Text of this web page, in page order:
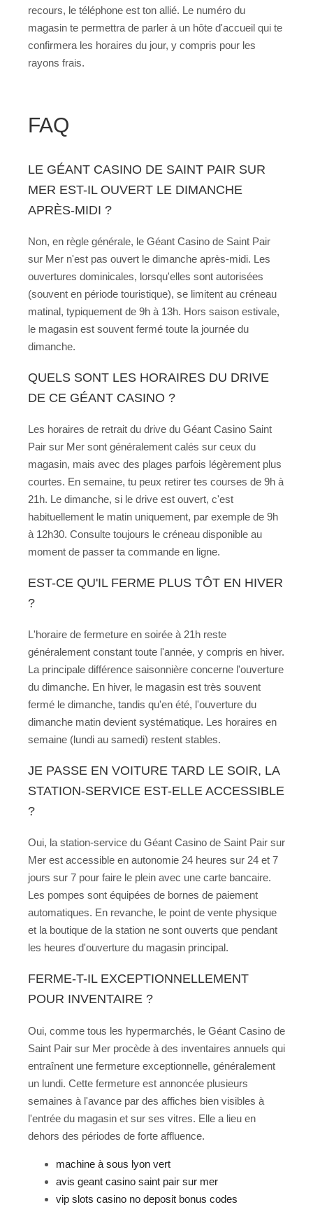
recours, le téléphone est ton allié. Le numéro du
magasin te permettra de parler à un hôte d'accueil qui te
confirmera les horaires du jour, y compris pour les
rayons frais.
FAQ
LE GÉANT CASINO DE SAINT PAIR SUR
MER EST-IL OUVERT LE DIMANCHE
APRÈS-MIDI ?
Non, en règle générale, le Géant Casino de Saint Pair
sur Mer n'est pas ouvert le dimanche après-midi. Les
ouvertures dominicales, lorsqu'elles sont autorisées
(souvent en période touristique), se limitent au créneau
matinal, typiquement de 9h à 13h. Hors saison estivale,
le magasin est souvent fermé toute la journée du
dimanche.
QUELS SONT LES HORAIRES DU DRIVE
DE CE GÉANT CASINO ?
Les horaires de retrait du drive du Géant Casino Saint
Pair sur Mer sont généralement calés sur ceux du
magasin, mais avec des plages parfois légèrement plus
courtes. En semaine, tu peux retirer tes courses de 9h à
21h. Le dimanche, si le drive est ouvert, c'est
habituellement le matin uniquement, par exemple de 9h
à 12h30. Consulte toujours le créneau disponible au
moment de passer ta commande en ligne.
EST-CE QU'IL FERME PLUS TÔT EN HIVER
?
L'horaire de fermeture en soirée à 21h reste
généralement constant toute l'année, y compris en hiver.
La principale différence saisonnière concerne l'ouverture
du dimanche. En hiver, le magasin est très souvent
fermé le dimanche, tandis qu'en été, l'ouverture du
dimanche matin devient systématique. Les horaires en
semaine (lundi au samedi) restent stables.
JE PASSE EN VOITURE TARD LE SOIR, LA
STATION-SERVICE EST-ELLE ACCESSIBLE
?
Oui, la station-service du Géant Casino de Saint Pair sur
Mer est accessible en autonomie 24 heures sur 24 et 7
jours sur 7 pour faire le plein avec une carte bancaire.
Les pompes sont équipées de bornes de paiement
automatiques. En revanche, le point de vente physique
et la boutique de la station ne sont ouverts que pendant
les heures d'ouverture du magasin principal.
FERME-T-IL EXCEPTIONNELLEMENT
POUR INVENTAIRE ?
Oui, comme tous les hypermarchés, le Géant Casino de
Saint Pair sur Mer procède à des inventaires annuels qui
entraînent une fermeture exceptionnelle, généralement
un lundi. Cette fermeture est annoncée plusieurs
semaines à l'avance par des affiches bien visibles à
l'entrée du magasin et sur ses vitres. Elle a lieu en
dehors des périodes de forte affluence.
machine à sous lyon vert
avis geant casino saint pair sur mer
vip slots casino no deposit bonus codes